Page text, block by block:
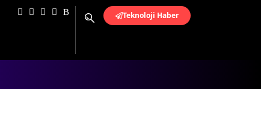
Teknoloji Haber